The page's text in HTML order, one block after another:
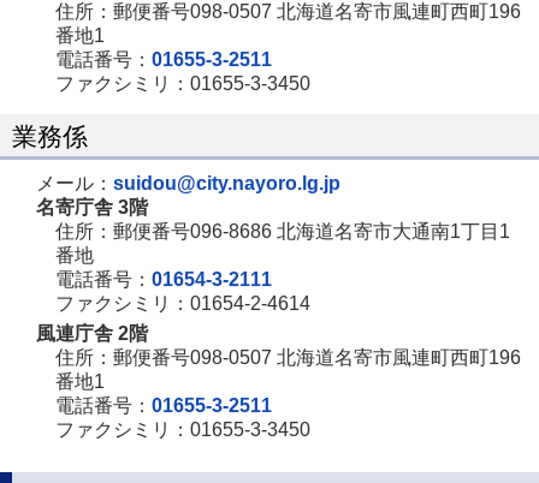
住所：郵便番号098-0507 北海道名寄市風連町西町196
番地1
電話番号： 01655-3-2511
ファクシミリ：01655-3-3450
業務係
メール： suidou@city.nayoro.lg.jp
名寄庁舎 3階
住所：郵便番号096-8686 北海道名寄市大通南1丁目1
番地
電話番号： 01654-3-2111
ファクシミリ：01654-2-4614
風連庁舎 2階
住所：郵便番号098-0507 北海道名寄市風連町西町196
番地1
電話番号： 01655-3-2511
ファクシミリ：01655-3-3450